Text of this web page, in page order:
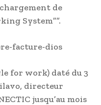
de
System””.
for work) daté du 3
directeur
jusqu’au mois